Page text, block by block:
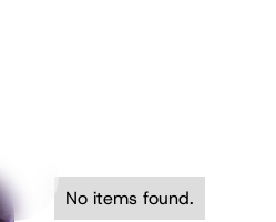
No items found.